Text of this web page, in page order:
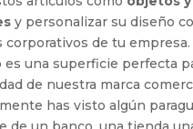
y personalizar su diseño
corporativos de tu empresa.
es una superficie perfecta
de nuestra marca
has visto algún